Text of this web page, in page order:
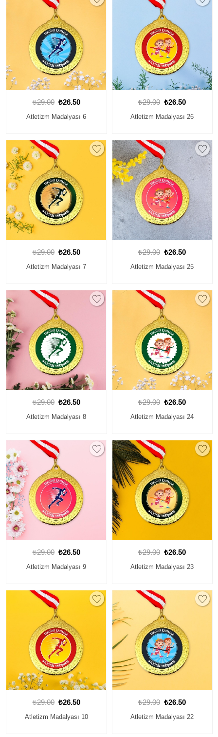
₺29.00 ₺26.50
Atletizm Madalyası 6
₺29.00 ₺26.50
Atletizm Madalyası 26
₺29.00 ₺26.50
Atletizm Madalyası 7
₺29.00 ₺26.50
Atletizm Madalyası 25
₺29.00 ₺26.50
Atletizm Madalyası 8
₺29.00 ₺26.50
Atletizm Madalyası 24
₺29.00 ₺26.50
Atletizm Madalyası 9
₺29.00 ₺26.50
Atletizm Madalyası 23
₺29.00 ₺26.50
Atletizm Madalyası 10
₺29.00 ₺26.50
Atletizm Madalyası 22